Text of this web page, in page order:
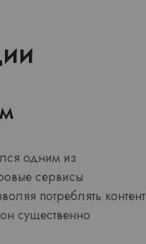
одним из
сервисы
потреблять контент
существенно